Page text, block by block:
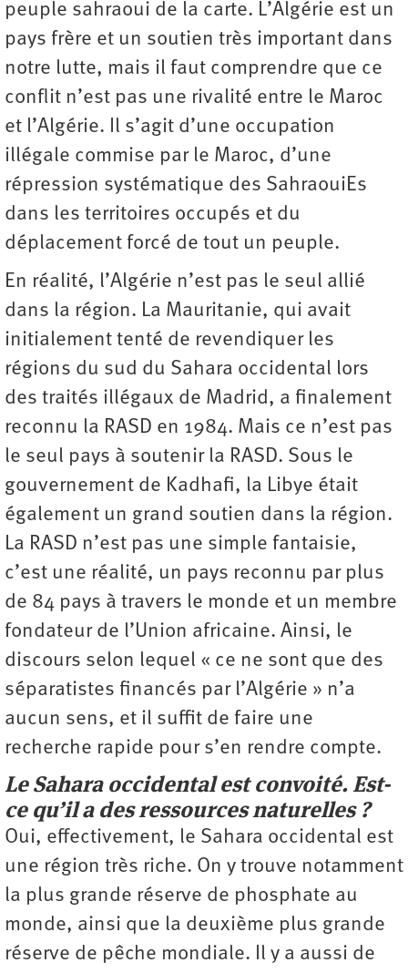
peuple sahraoui de la carte. L’Algérie est un
pays frère et un soutien très important dans
notre lutte, mais il faut comprendre que ce
conflit n’est pas une rivalité entre le Maroc
et l’Algérie. Il s’agit d’une occupation
illégale commise par le Maroc, d’une
répression systématique des SahraouiEs
dans les territoires occupés et du
déplacement forcé de tout un peuple.
En réalité, l’Algérie n’est pas le seul allié
dans la région. La Mauritanie, qui avait
initialement tenté de revendiquer les
régions du sud du Sahara occidental lors
des traités illégaux de Madrid, a finalement
reconnu la RASD en 1984. Mais ce n’est pas
le seul pays à soutenir la RASD. Sous le
gouvernement de Kadhafi, la Libye était
également un grand soutien dans la région.
La RASD n’est pas une simple fantaisie,
c’est une réalité, un pays reconnu par plus
de 84 pays à travers le monde et un membre
fondateur de l’Union africaine. Ainsi, le
discours selon lequel « ce ne sont que des
séparatistes financés par l’Algérie » n’a
aucun sens, et il suffit de faire une
recherche rapide pour s’en rendre compte.
Le Sahara occidental est convoité. Est-
ce qu’il a des ressources ­naturelles ?
Oui, effectivement, le Sahara occidental est
une région très riche. On y trouve notamment
la plus grande réserve de ­phosphate au
monde, ainsi que la deuxième plus grande
réserve de pêche mondiale. Il y a aussi de